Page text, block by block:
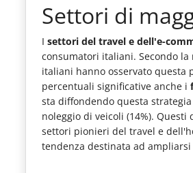
le
novità
del
comparto
Horeca.
Settori di
I settori del travel e dell'e-
consumatori italiani. Secondo la
italiani hanno osservato questa
percentuali significative anche i
sta diffondendo questa
noleggio di veicoli (14%).
settori pionieri del travel e
tendenza destinata ad